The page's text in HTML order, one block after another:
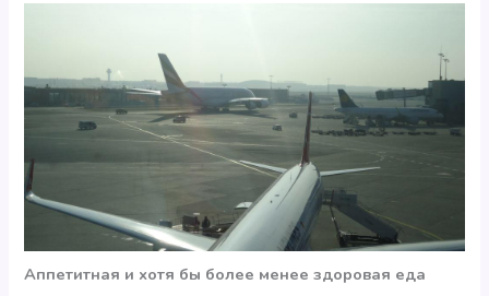
Аппетитная и хотя бы более менее здоровая еда